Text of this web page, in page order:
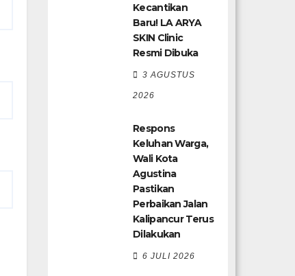
Kecantikan
Baru! LA ARYA
SKIN Clinic
Resmi Dibuka
3 AGUSTUS
2026
Respons
Keluhan Warga,
Wali Kota
Agustina
Pastikan
Perbaikan Jalan
Kalipancur Terus
Dilakukan
6 JULI 2026